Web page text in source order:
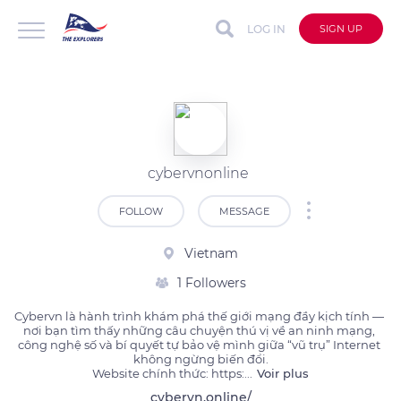
LOG IN SIGN UP
cybervnonline
FOLLOW MESSAGE
Vietnam
1 Followers
Cybervn là hành trình khám phá thế giới mạng đầy kịch tính —
nơi bạn tìm thấy những câu chuyện thú vị về an ninh mạng,
công nghệ số và bí quyết tự bảo vệ mình giữa “vũ trụ” Internet
không ngừng biến đổi.
Website chính thức: https:
Voir plus
cybervn.online/